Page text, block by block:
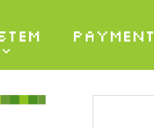
PAYMENT